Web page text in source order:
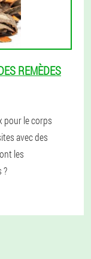
REMÈDES
pour le corps
avec des
les
?